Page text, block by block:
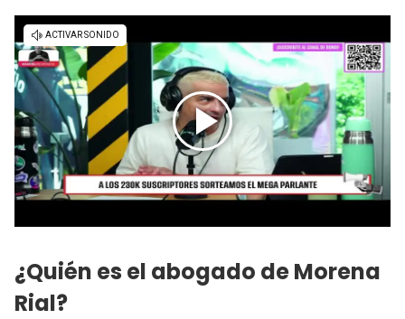
¿Quién es el abogado de Morena
Rial?